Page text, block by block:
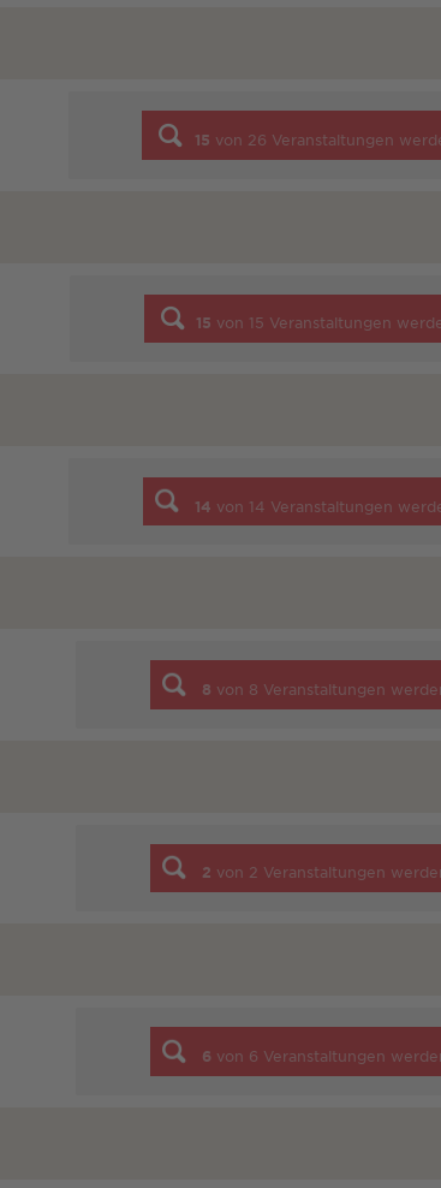
15 von 26 Veranstaltungen
15 von 15 Veranstaltungen
14 von 14 Veranstaltungen
8 von 8 Veranstaltungen
2 von 2 Veranstaltungen
6 von 6 Veranstaltungen